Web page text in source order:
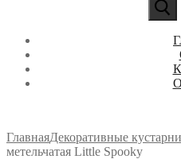
ГлавнаяДекоративные
метельчатая Little Spooky